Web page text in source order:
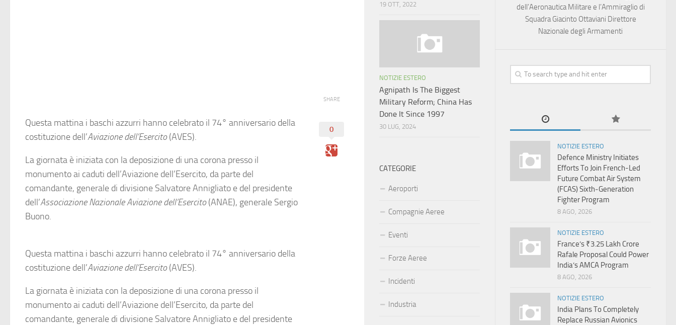
Questa mattina i baschi azzurri hanno celebrato il 74° anniversario della
costituzione dell’Aviazione dell’Esercito(AVES).
La giornata è iniziata con la deposizione di una corona presso il
monumento ai caduti dell’Aviazione dell’Esercito, da parte del
comandante, generale di divisione Salvatore Annigliato e del presidente
dell’Associazione Nazionale Aviazione dell’Esercito(ANAE), generale Sergio
Buono.
Questa mattina i baschi azzurri hanno celebrato il 74° anniversario della
costituzione dell’Aviazione dell’Esercito(AVES).
La giornata è iniziata con la deposizione di una corona presso il
monumento ai caduti dell’Aviazione dell’Esercito, da parte del
comandante, generale di divisione Salvatore Annigliato e del presidente
SHARE
0
dell’Aeronautica Militare e l’Ammiraglio di
Squadra Giacinto Ottaviani Direttore
Nazionale degli Armamenti
NOTIZIE ESTERO
Defence Ministry Initiates
Efforts To Join French-Led
Future Combat Air System
(FCAS) Sixth‑Generation
Fighter Program
8 AGO, 2026
NOTIZIE ESTERO
France’s ₹3.25 Lakh Crore
Rafale Proposal Could Power
India’s AMCA Program
8 AGO, 2026
NOTIZIE ESTERO
India Plans To Completely
Replace Russian Avionics
19 OTT, 2022
NOTIZIE ESTERO
Agnipath Is The Biggest
Military Reform; China Has
Done It Since 1997
30 LUG, 2024
CATEGORIE
Aeroporti
Compagnie Aeree
Eventi
Forze Aeree
Incidenti
Industria